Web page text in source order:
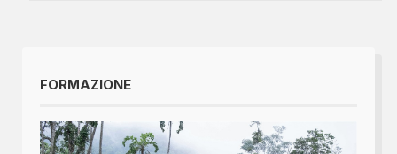
FORMAZIONE